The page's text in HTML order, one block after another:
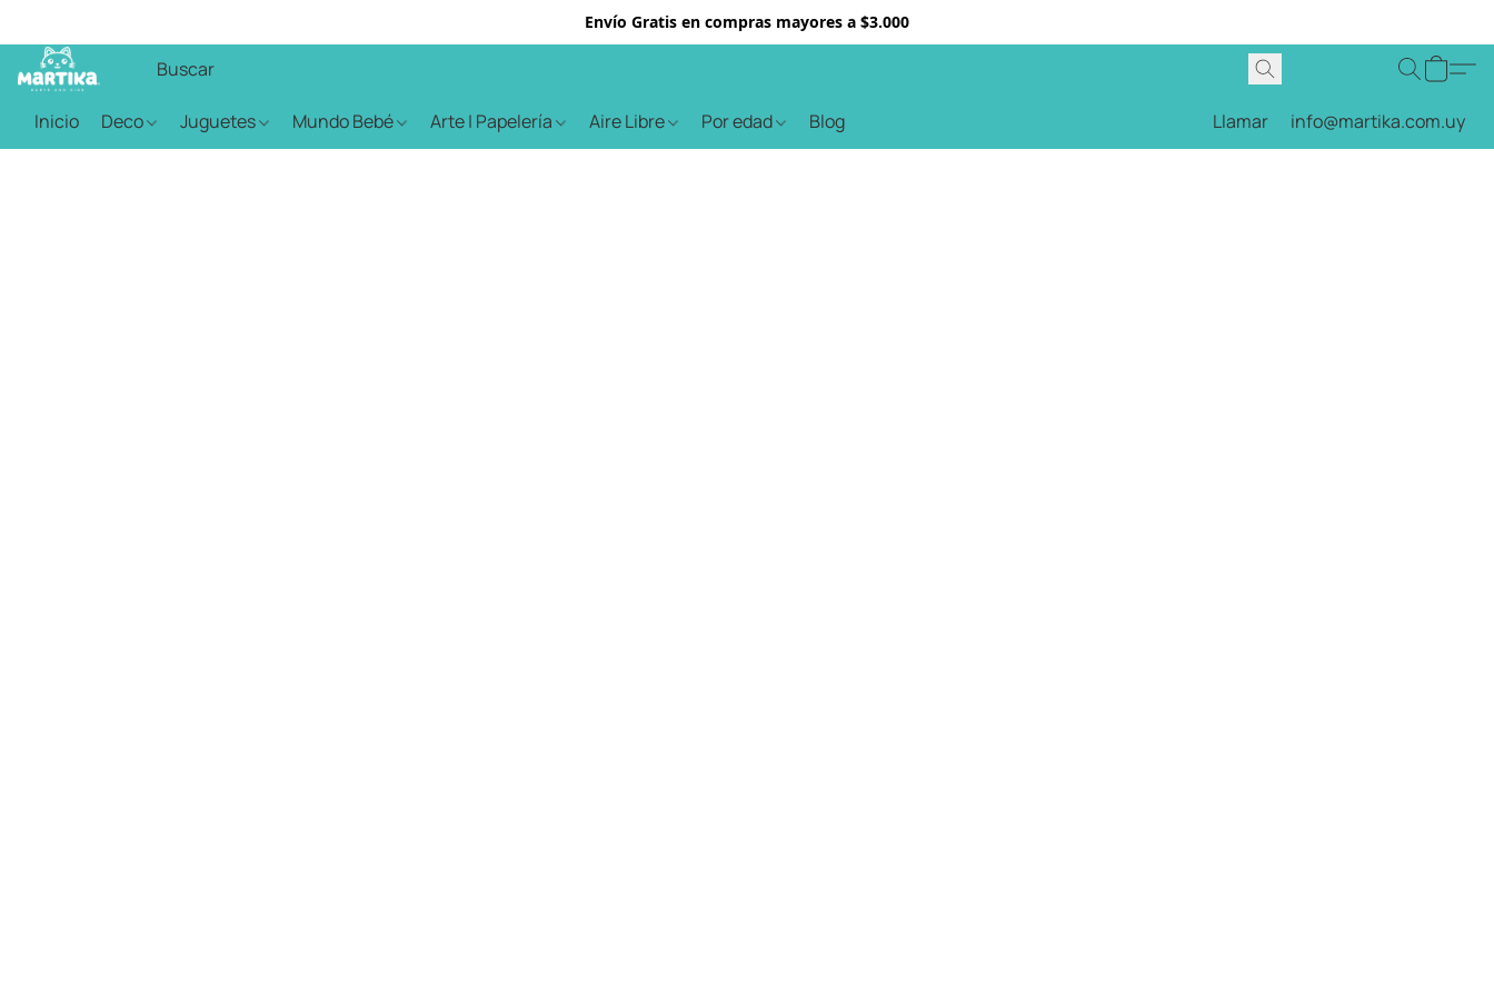
Envío Gratis en compras mayores a $3.000
Inicio Deco Juguetes Mundo Bebé Arte | Papelería Aire Libre Por edad Blog Llamar info@martika.com.uy